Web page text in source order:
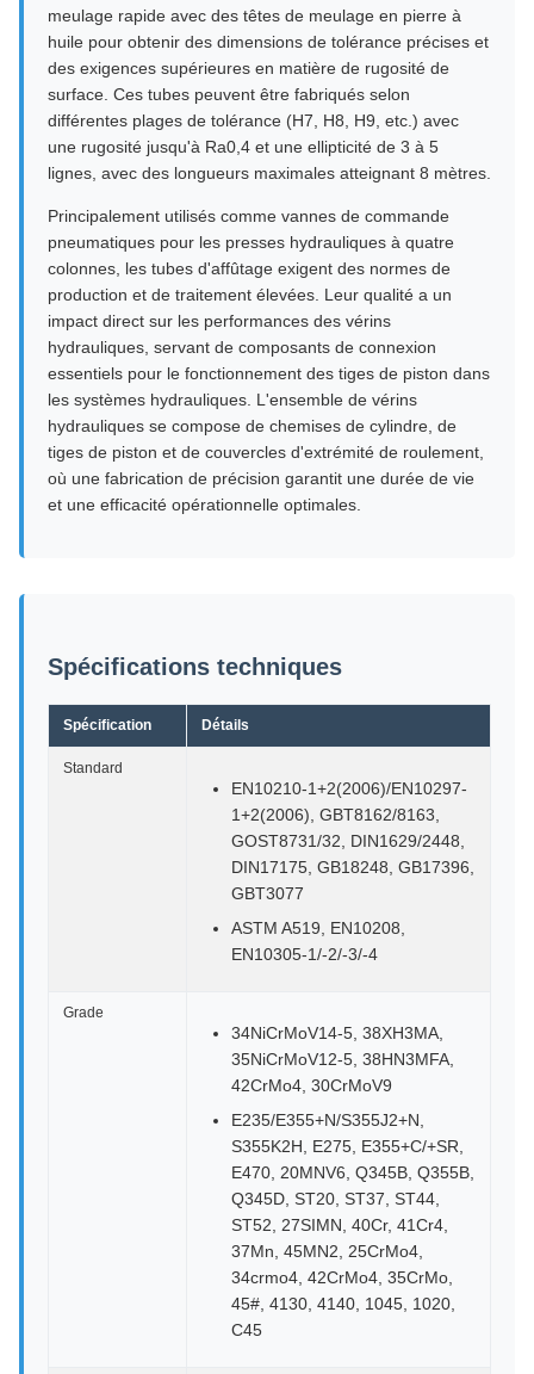
meulage rapide avec des têtes de meulage en pierre à
huile pour obtenir des dimensions de tolérance précises et
des exigences supérieures en matière de rugosité de
surface. Ces tubes peuvent être fabriqués selon
différentes plages de tolérance (H7, H8, H9, etc.) avec
une rugosité jusqu'à Ra0,4 et une ellipticité de 3 à 5
lignes, avec des longueurs maximales atteignant 8 mètres.
Principalement utilisés comme vannes de commande
pneumatiques pour les presses hydrauliques à quatre
colonnes, les tubes d'affûtage exigent des normes de
production et de traitement élevées. Leur qualité a un
impact direct sur les performances des vérins
hydrauliques, servant de composants de connexion
essentiels pour le fonctionnement des tiges de piston dans
les systèmes hydrauliques. L'ensemble de vérins
hydrauliques se compose de chemises de cylindre, de
tiges de piston et de couvercles d'extrémité de roulement,
où une fabrication de précision garantit une durée de vie
et une efficacité opérationnelle optimales.
Spécifications techniques
Spécification Détails
Standard
EN10210-1+2(2006)/EN10297-
1+2(2006), GBT8162/8163,
GOST8731/32, DIN1629/2448,
DIN17175, GB18248, GB17396,
GBT3077
ASTM A519, EN10208,
EN10305-1/-2/-3/-4
Grade
34NiCrMoV14-5, 38XH3MA,
35NiCrMoV12-5, 38HN3MFA,
42CrMo4, 30CrMoV9
E235/E355+N/S355J2+N,
S355K2H, E275, E355+C/+SR,
E470, 20MNV6, Q345B, Q355B,
Q345D, ST20, ST37, ST44,
ST52, 27SIMN, 40Cr, 41Cr4,
37Mn, 45MN2, 25CrMo4,
34crmo4, 42CrMo4, 35CrMo,
45#, 4130, 4140, 1045, 1020,
C45